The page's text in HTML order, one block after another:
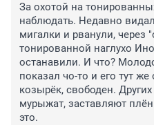
За охотой на
наблюдать. Недавно
мигалки и рванули, через
тонированной наглухо
останавили. И что?
показал чо-то и его тут
козырёк, свободен.
мурыжат, заставляют
это.